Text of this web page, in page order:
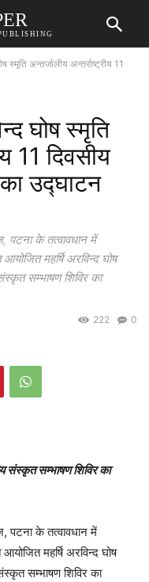
स्मृति अन्तर्जालीय अन्तर्राष्ट्रीय 11
घोष स्मृति
11 दिवसीय
उद्घाटन
पटना के तत्वावधान में
महर्षि अरविन्द घोष
सम्भाषण शिविर का
0
222
संस्कृत सम्भाषण शिविर का
पटना के तत्वावधान में
महर्षि अरविन्द घोष
सम्भाषण शिविर का